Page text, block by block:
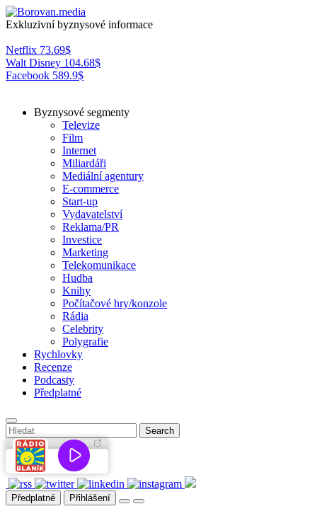
Exkluzivní byznysové informace
Netflix 73.69$
Walt Disney 104.68$
Facebook 589.9$
Byznysové segmenty
Televize
Film
Internet
Miliardáři
Mediální agentury
E-commerce
Start-up
Vydavatelství
Reklama/PR
Investice
Marketing
Telekomunikace
Hudba
Knihy
Počítačové hry/konzole
Rádia
Celebrity
Polygrafie
Rychlovky
Recenze
Podcasty
Předplatné
Předplatné Přihlášení